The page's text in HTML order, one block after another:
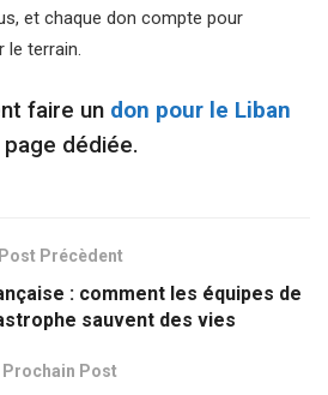
et chaque don compte pour
le terrain.
faire un don pour le Liban
dédiée.
Post Précèdent
: comment les équipes de
sauvent des vies
Prochain Post